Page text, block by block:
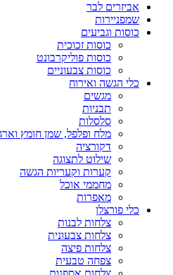
אביזרים לבר
שמפניירות
כוסות וגביעים
כוסות זכוכית
כוסות פוליקרבונט
כוסות צבעוניים
כלי הגשה ואירוח
מגשים
תבניות
סלסלות
מלח ופלפל, שמן חומץ
דקורציה
שילוט לתצוגה
קערות וקעריות הגשה
מחממי אוכל
מאפרות
כלי פורצלן
צלחות לבנות
צלחות צבעונית
צלחות פיצה
צפחה טבעית